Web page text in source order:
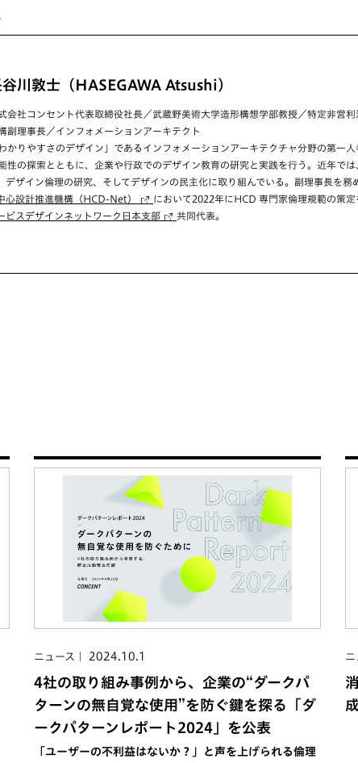
谷川敦士（HASEGAWA Atsushi）
会社コンセント代表取締役社長／武蔵野美術大学造形構想学部教授／特定非営
副理事長／インフォメーションアーキテクト
わかりやすさのデザイン」であるインフォメーションアーキテクチャ分野の第一
性の探索とともに、企業や行政でのデザイン教育の研究と実践を行う。近年で
デザイン倫理の研究、そしてデザインの民主化に取り組んでいる。副理事長を務
心設計推進機構（HCD-Net）
において2022年にHCD 専門家倫理規範の策定
ビスデザインネットワーク日本支部
共同代表。
ニュース 2024.10.1
4社の取り組み事例から、企業の“ダークパ
ターンの無自覚な使用”を防ぐ鍵を探る「ダ
ークパターンレポート2024」を公表
「ユーザーの不利益はないか？」と声を上げられる倫理
ニ